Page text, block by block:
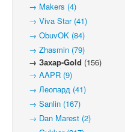
→ Makers (4)
→ Viva Star (41)
→ ObuvOK (84)
→ Zhasmin (79)
→ Захар-Gold (156)
→ AAPR (9)
→ Леопард (41)
→ Sanlin (167)
→ Dan Marest (2)